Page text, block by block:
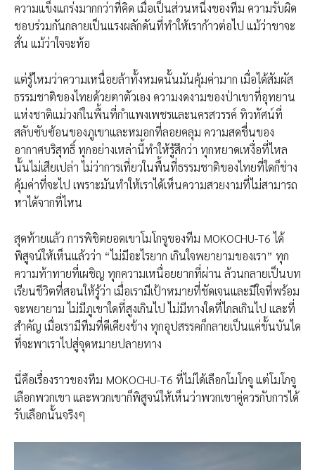
ความแข็งแกร่งมากกว่าที่คิด เมื่อเป็นส่วนหนึ่งของทีม ความรับผิด
ชอบร่วมกันกลายเป็นแรงผลักดันที่ทำให้เราก้าวต่อไป แม้ว่าขาจะ
สั่น แม้ว่าใจจะท้อ
แต่รู้ไหมว่าความเหนื่อยล้าทั้งหมดนั้นมันคุ้มค่ามาก เมื่อได้สัมผัส
ธรรมชาติของไทยด้วยตาตัวเอง ความงดงามของป่าเขาที่อุทยาน
แห่งชาติแม่วงก์ในพื้นที่กำแพงเพชรและนครสวรรค์ ทิวทัศน์ที่
สลับซับซ้อนของภูเขาและหมอกที่ลอยคลุม ความสดชื่นของ
อากาศบริสุทธิ์ ทุกอย่างเหล่านี้ทำให้รู้สึกว่า ทุกหยาดเหงื่อที่ไหล
นั้นไม่เสียเปล่า ไม่ว่าการเที่ยวในพื้นที่ธรรมชาติของไทยที่ใดก็ช่าง
คุ้มค่าที่จะไป เพราะมันทำให้เราได้เห็นความสวยงามที่ไม่สามารถ
หาได้จากที่ไหน
สุดท้ายแล้ว การพิชิตยอดเขาโมโกจูของทีม MOKOCHU-T6 ได้
พิสูจน์ให้เห็นแล้วว่า “ไม่มีอะไรยาก เกินใจพยายามของเรา” ทุก
ความท้าทายที่เผชิญ ทุกความเหนื่อยยากที่ผ่าน ล้วนกลายเป็นบท
เรียนชีวิตที่สอนให้รู้ว่า เมื่อเรามีเป้าหมายที่ชัดเจนและมีใจที่พร้อม
จะพยายาม ไม่มีภูเขาใดที่สูงเกินไป ไม่มีทางใดที่ไกลเกินไป และที่
สำคัญ เมื่อเรามีทีมที่ดีเคียงข้าง ทุกอุปสรรคก็กลายเป็นแค่ขั้นบันได
ที่จะพาเราไปสู่จุดหมายปลายทาง
นี่คือเรื่องราวของทีม MOKOCHU-T6 ที่ไม่ได้เลือกโมโกจู แต่โมโกจู
เลือกพวกเขา และพวกเขาก็พิสูจน์ให้เห็นว่าพวกเขาคู่ควรกับการได้
รับเลือกนั้นจริงๆ